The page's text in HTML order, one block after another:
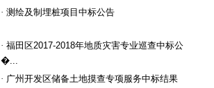
· 测绘及制埋桩项目中标公告
· 福田区2017-2018年地质灾害专业巡查中标公
�...
· 广州开发区储备土地摸查专项服务中标结果